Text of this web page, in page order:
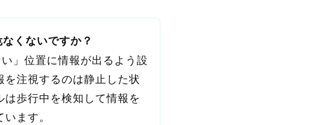
くないですか？
」位置に情報が出るよう設
注視するのは静止した状
歩行中を検知して情報を
ます。